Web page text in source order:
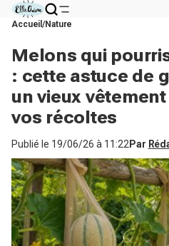
Accueil Nature
Melons qui
: cette astuce de
un vieux
vos récoltes
Publié le 19/06/26 à 11:22 Par